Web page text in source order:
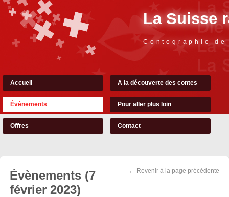
La Suisse
Contographie
Accueil A la découverte des contes
Évènements Pour aller plus loin
Offres Contact
← Revenir à la page précédente
Évènements (7
février 2023)